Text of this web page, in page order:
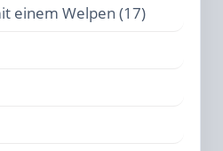
einem Welpen (17)